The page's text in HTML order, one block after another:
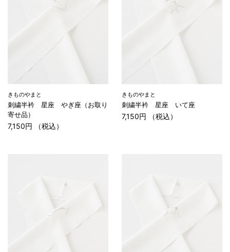
きものやまと
刺繍半衿 星座 やぎ座（お取り
寄せ品）
7,150円 （税込）
きものやまと
刺繍半衿 星座 いて座
7,150円 （税込）